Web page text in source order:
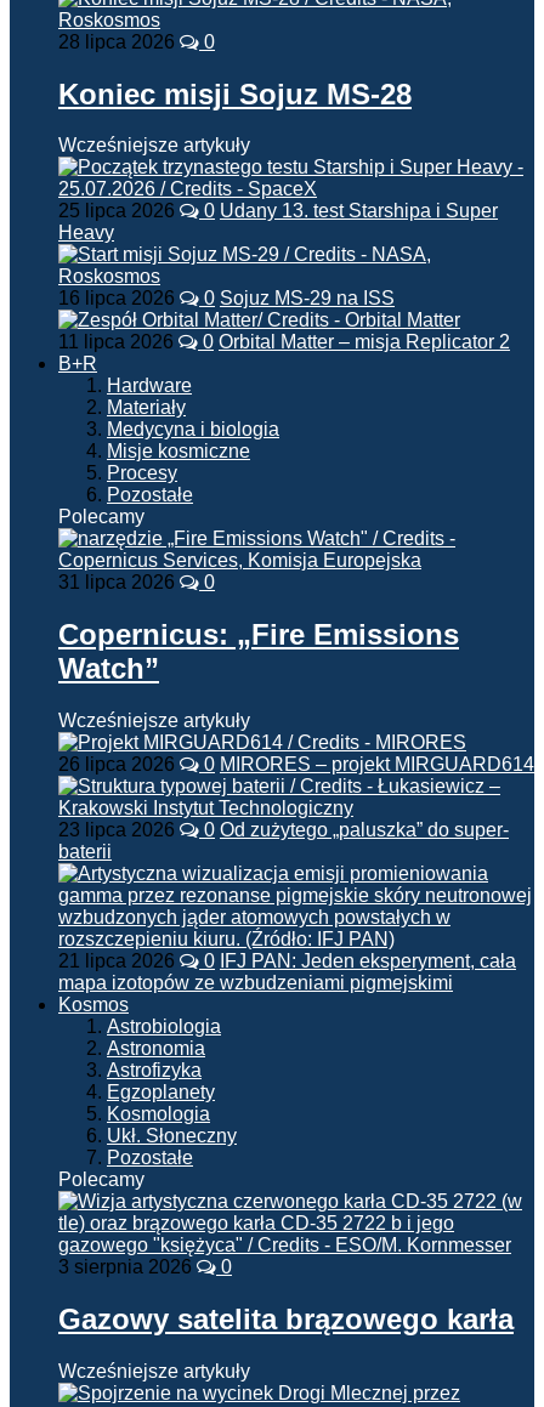
28 lipca 2026 0
Koniec misji Sojuz MS-28
Wcześniejsze artykuły
25 lipca 2026 0 Udany 13. test Starshipa i Super
Heavy
16 lipca 2026 0 Sojuz MS-29 na ISS
11 lipca 2026 0 Orbital Matter – misja Replicator 2
B+R
Hardware
Materiały
Medycyna i biologia
Misje kosmiczne
Procesy
Pozostałe
Polecamy
31 lipca 2026 0
Copernicus: „Fire Emissions
Watch”
Wcześniejsze artykuły
26 lipca 2026 0 MIRORES – projekt MIRGUARD614
23 lipca 2026 0 Od zużytego „paluszka” do super-
baterii
21 lipca 2026 0 IFJ PAN: Jeden eksperyment, cała
mapa izotopów ze wzbudzeniami pigmejskimi
Kosmos
Astrobiologia
Astronomia
Astrofizyka
Egzoplanety
Kosmologia
Ukł. Słoneczny
Pozostałe
Polecamy
3 sierpnia 2026 0
Gazowy satelita brązowego karła
Wcześniejsze artykuły